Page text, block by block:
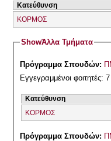
Κατεύθυνση
ΚΟΡΜΟΣ
ShowΆλλα Τμήματα
Πρόγραμμα Σπουδών:
Εγγεγραμμένοι φοιτητές: 7
Κατεύθυνση
ΚΟΡΜΟΣ
Πρόγραμμα Σπουδών: